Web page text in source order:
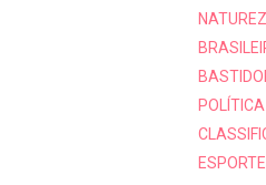
POLÍTICA